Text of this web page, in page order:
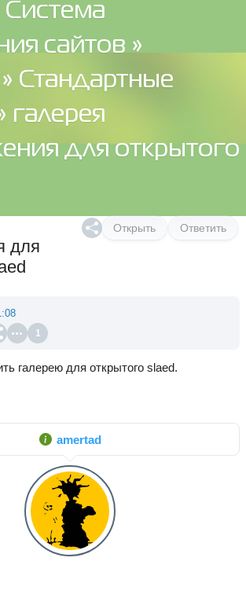
Система
сайтов »
» Стандартные
галерея
для открытого
Открыть Ответить
для
1
галерею для открытого slaed.
amertad